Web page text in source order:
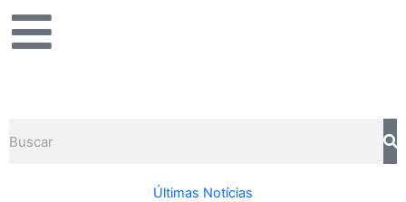
para
Últimas Notícias